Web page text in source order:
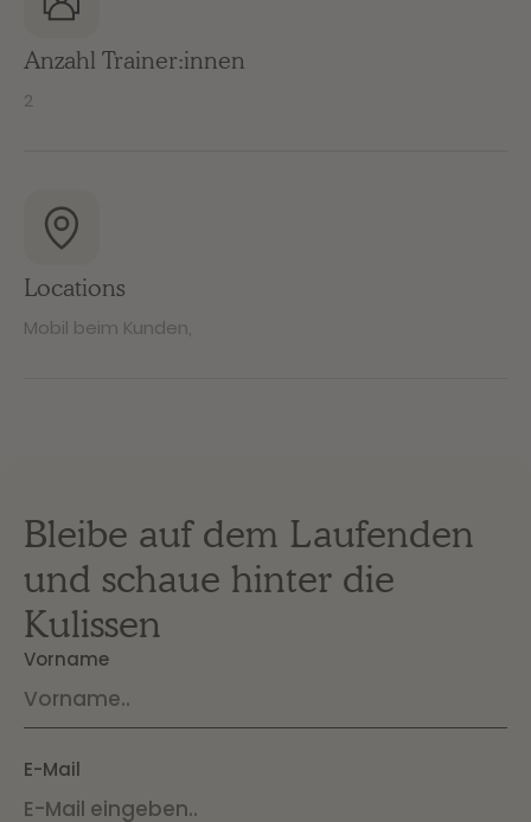
Anzahl Trainer:innen
2
Locations
Mobil beim Kunden,
Bleibe auf dem Laufenden
und schaue hinter die
Kulissen
Vorname
E-Mail